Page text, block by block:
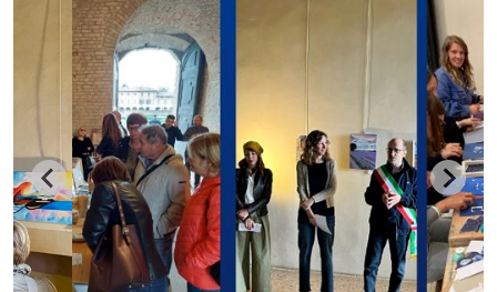
SEZIONI
CERCA